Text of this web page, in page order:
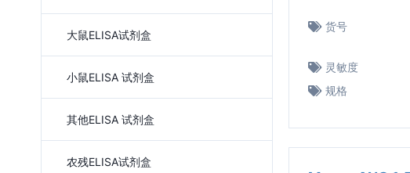
货号
灵敏度
规格
大鼠ELISA试剂盒
小鼠ELISA 试剂盒
其他ELISA 试剂盒
农残ELISA试剂盒